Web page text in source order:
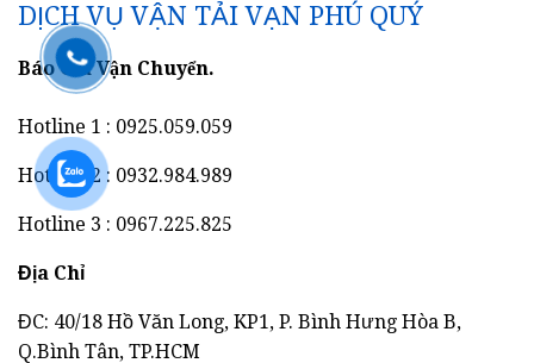
DỊCH VỤ VẬN TẢI VẠN PHÚ QUÝ
Báo Giá Vận Chuyển.
Hotline 1 : 0925.059.059
Hotline 2 : 0932.984.989
Hotline 3 : 0967.225.825
Địa Chỉ
ĐC: 40/18 Hồ Văn Long, KP1, P. Bình Hưng Hòa B,
Q.Bình Tân, TP.HCM